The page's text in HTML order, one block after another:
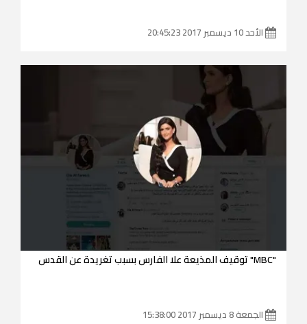
الأحد 10 ديسمبر 2017 20:45:23
"MBC" توقيف المذيعة علا الفارس بسبب تغريدة عن القدس
الجمعة 8 ديسمبر 2017 15:38:00